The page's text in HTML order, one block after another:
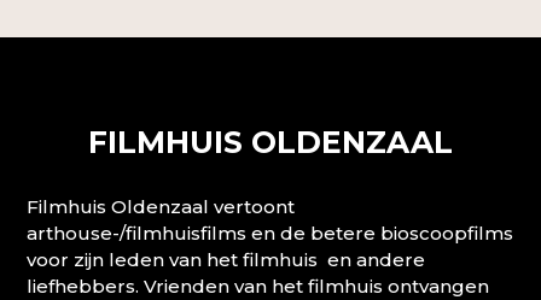
FILMHUIS OLDENZAAL
Filmhuis Oldenzaal vertoont
arthouse-/filmhuisfilms en de betere bioscoopfilms
voor zijn leden van het filmhuis en andere
liefhebbers. Vrienden van het filmhuis ontvangen